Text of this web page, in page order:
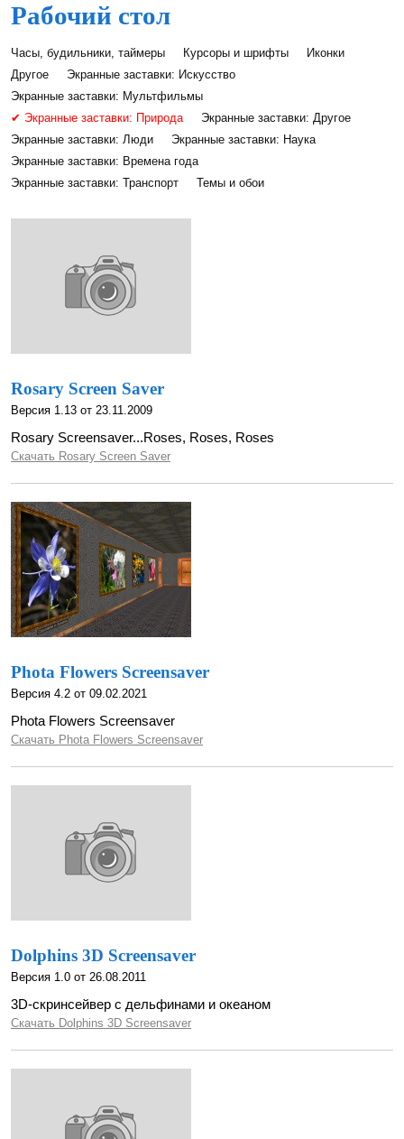
Рабочий стол
Часы, будильники, таймеры Курсоры и шрифты
Иконки
Другое
Экранные заставки: Искусство
Экранные заставки: Мультфильмы
✔ Экранные заставки: Природа
Экранные заставки: Другое
Экранные заставки: Люди
Экранные заставки: Наука
Экранные заставки: Времена года
Экранные заставки: Транспорт
Темы и обои
Rosary Screen Saver
Версия 1.13 от 23.11.2009
Rosary Screensaver...Roses, Roses, Roses
Скачать Rosary Screen Saver
Phota Flowers Screensaver
Версия 4.2 от 09.02.2021
Phota Flowers Screensaver
Скачать Phota Flowers Screensaver
Dolphins 3D Screensaver
Версия 1.0 от 26.08.2011
3D-cкринсейвер с дельфинами и океаном
Скачать Dolphins 3D Screensaver